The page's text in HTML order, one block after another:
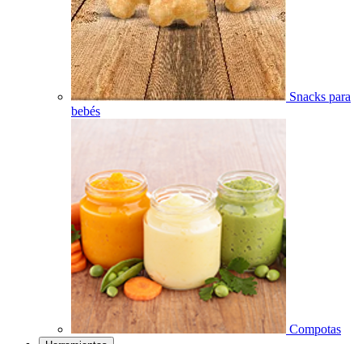
Snacks para
bebés
Compotas